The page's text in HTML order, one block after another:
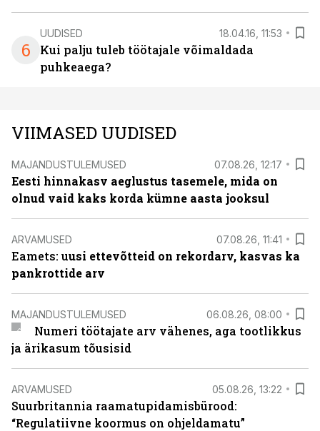
6
UUDISED 18.04.16, 11:53
Kui palju tuleb töötajale võimaldada
puhkeaega?
VIIMASED UUDISED
MAJANDUSTULEMUSED 07.08.26, 12:17
Eesti hinnakasv aeglustus tasemele, mida on
olnud vaid kaks korda kümne aasta jooksul
ARVAMUSED 07.08.26, 11:41
Eamets: uusi ettevõtteid on rekordarv, kasvas ka
pankrottide arv
MAJANDUSTULEMUSED 06.08.26, 08:00
Numeri töötajate arv vähenes, aga tootlikkus
ja ärikasum tõusisid
ARVAMUSED 05.08.26, 13:22
Suurbritannia raamatupidamisbürood:
“Regulatiivne koormus on ohjeldamatu”